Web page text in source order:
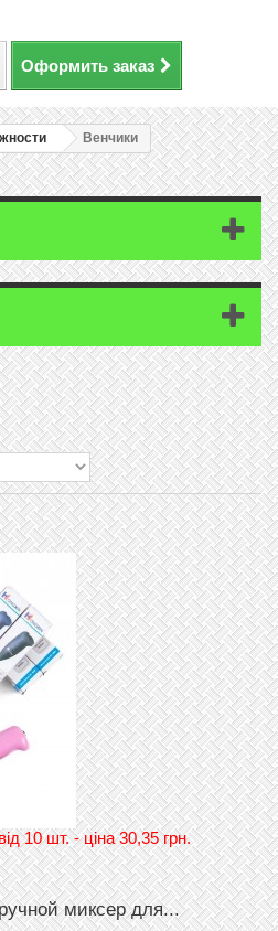
Оформить заказ
Венчики
10 шт. - цiна 30,35 грн.
миксер для...